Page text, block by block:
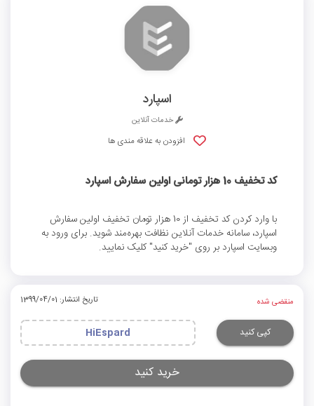
اسپارد
خدمات آنلاین
افزودن به علاقه مندی ها
کد تخفیف 10 هزار تومانی اولین سفارش اسپارد
با وارد کردن کد تخفیف از 10 هزار تومان تخفیف اولین سفارش
اسپارد، سامانه خدمات آنلاین نظافت بهره‌مند شوید. برای ورود به
وبسایت اسپارد بر روی "خرید کنید" کلیک نمایید.
منقضی شده تاریخ انتشار: 1399/04/01
کپی کنید HiEspard
خرید کنید